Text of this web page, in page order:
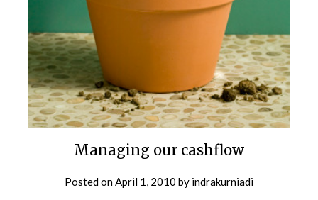
Managing our cashflow
Posted onApril 1, 2010 by indrakurniadi